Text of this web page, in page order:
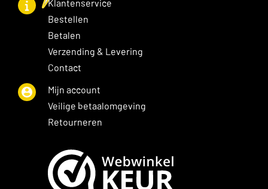
Klantenservice
Bestellen
Betalen
Verzending & Levering
Contact
Mijn account
Veilige betaalomgeving
Retourneren